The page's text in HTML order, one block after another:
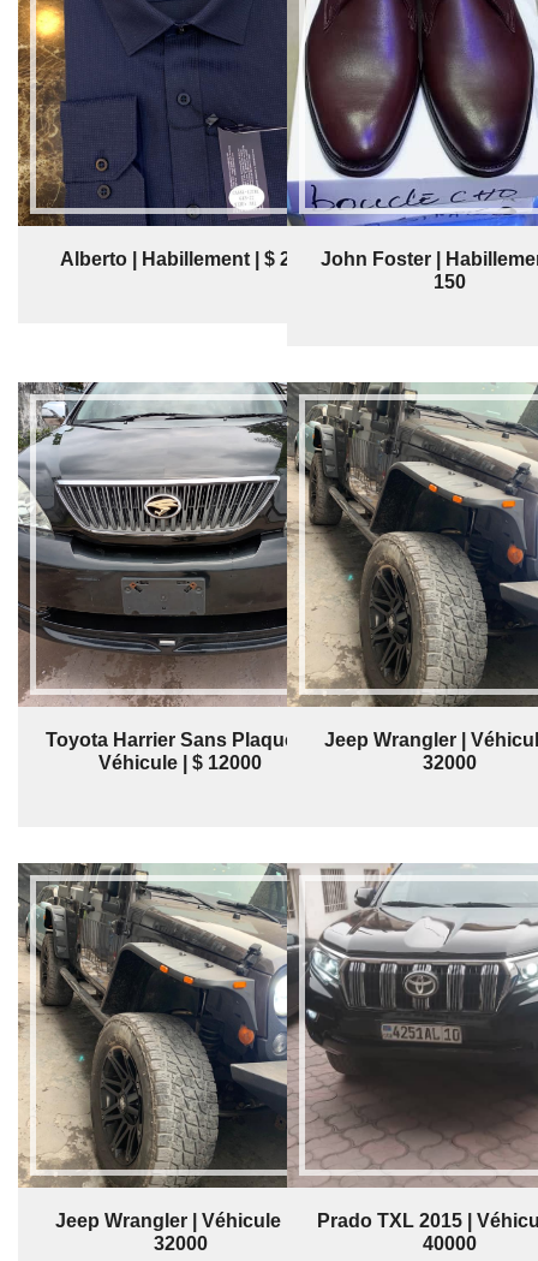
Alberto | Habillement | $ 25
John Foster |
150
Toyota Harrier Sans Plaques |
Véhicule | $ 12000
Jeep Wrangler |
32000
Jeep Wrangler | Véhicule | $
32000
Prado TXL 2015 |
40000